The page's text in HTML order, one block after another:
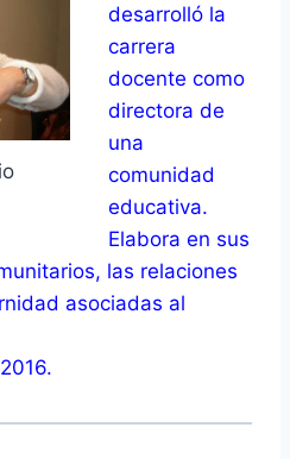
desarrolló la
carrera
docente como
directora de
una
comunidad
educativa.
Elabora en sus
las relaciones
asociadas al